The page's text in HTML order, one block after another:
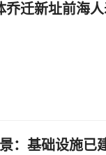
乔迁新址前海
：基础设施已